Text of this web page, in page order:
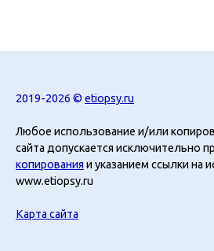
2019-2026 © etiopsy.ru
Любое использование и/или
сайта допускается исключительно
копирования и указанием ссылки на
www.etiopsy.ru
Карта сайта